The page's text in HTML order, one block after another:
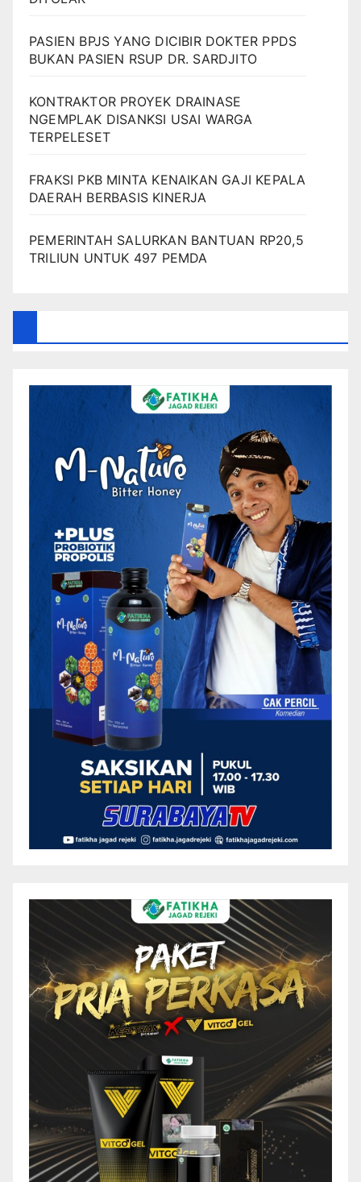
PASIEN BPJS YANG DICIBIR DOKTER PPDS
BUKAN PASIEN RSUP DR. SARDJITO
KONTRAKTOR PROYEK DRAINASE
NGEMPLAK DISANKSI USAI WARGA
TERPELESET
FRAKSI PKB MINTA KENAIKAN GAJI KEPALA
DAERAH BERBASIS KINERJA
PEMERINTAH SALURKAN BANTUAN RP20,5
TRILIUN UNTUK 497 PEMDA